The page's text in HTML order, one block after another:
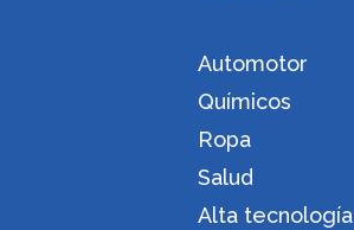
Automotor
Químicos
Ropa
Salud
Alta tecnología